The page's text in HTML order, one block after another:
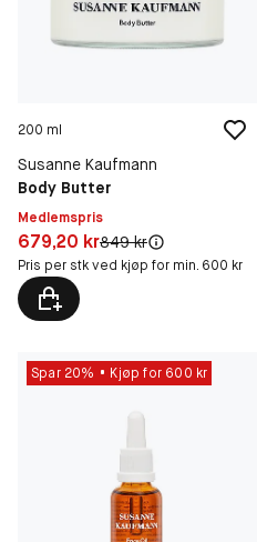
200 ml
Susanne Kaufmann
Body Butter
Medlemspris
Pris: 679,20 kr
679,20 krOriginal pris:
849 kr
Pris per stk ved kjøp for min. 600 kr
Spar 20% Kjøp for 600 kr